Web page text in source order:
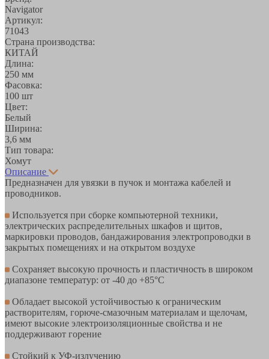
Navigator
Артикул:
71043
Страна производства:
КИТАЙ
Длина:
250 мм
Фасовка:
100 шт
Цвет:
Белый
Ширина:
3,6 мм
Тип товара:
Хомут
Описание
Предназначен для увязки в пучок и монтажа кабелей и
проводников.
Используется при сборке компьютерной техники,
электрических распределительных шкафов и щитов,
маркировки проводов, бандажирования электропроводки в
закрытых помещениях и на открытом воздухе
Сохраняет высокую прочность и пластичность в широком
диапазоне температур: от -40 до +85°С
Обладает высокой устойчивостью к ограническим
растворителям, горюче-смазочным материалам и щелочам,
имеют высокие электроизоляционные свойства и не
поддерживают горение
Стойкий к УФ-излучению